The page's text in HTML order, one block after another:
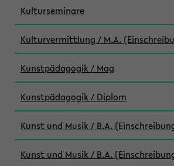
Kulturseminare
Kulturvermittlung / M.A.
Kunstpädagogik / Mag
Kunstpädagogik / Diplom
Kunst und Musik / B.A.
Kunst und Musik / B.A.